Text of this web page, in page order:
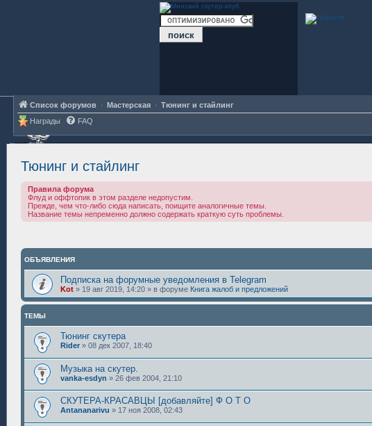
Список форумов Мастерская
Тюнинг и стайлинг
Награды
FAQ
Тюнинг и стайлинг
Правила форума
Флуд и оффтопик в этом разделе недопустим.
Прежде, чем что-либо сюда написать, поищите аналогичные темы.
Название темы непременно должно содержать краткую суть проблемы.
ОБЪЯВЛЕНИЯ
Подписка на форумные уведомления в Telegram
Kot » 19 авг 2019, 14:20 » в форуме Книга жалоб и предложений
ТЕМЫ
Тюнинг скутера
Rider » 08 дек 2007, 18:40
Музыка на скутер.
vanka-esdyn » 26 фев 2004, 21:10
СКУТЕРА-КРАСАВЦЫ [добавляйте] Ф О Т О
Antananarivu » 17 ноя 2008, 02:43